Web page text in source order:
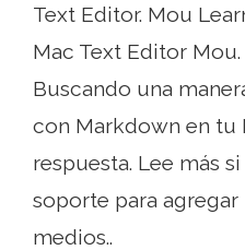
Text Editor. Mou
Mac Text Editor
Buscando una
con Markdown en tu
respuesta. Lee más
soporte para
medios..